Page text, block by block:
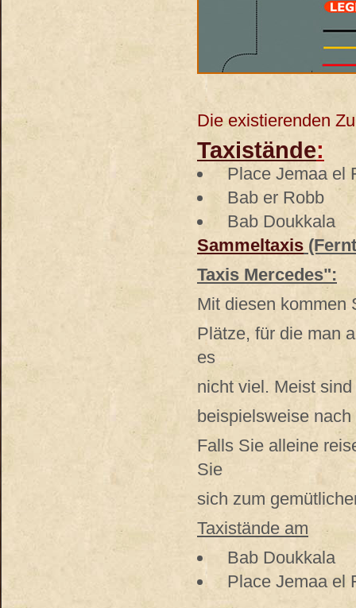
Die existierenden
Taxistände:
Place Jemaa el
Bab er Robb
Bab Doukkala
Sammeltaxis
Taxis Mercedes":
Mit diesen kommen
Plätze, für die man
es
nicht viel. Meist
beispielsweise
Falls Sie alleine
Sie
sich zum
Taxistände am
Bab Doukkala
Place Jemaa el